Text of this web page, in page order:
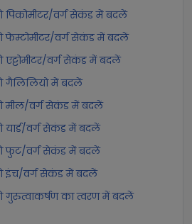
पिकोमीटर/वर्ग सेकंड में बदलें
फेम्टोमीटर/वर्ग सेकंड में बदलें
वर्ग सेकंड में बदलें
गैलिलियो में बदलें
मील/वर्ग सेकंड में बदलें
यार्ड/वर्ग सेकंड में बदलें
फुट/वर्ग सेकंड में बदलें
इंच/वर्ग सेकंड में बदलें
गुरुत्वाकर्षण का त्वरण में बदलें